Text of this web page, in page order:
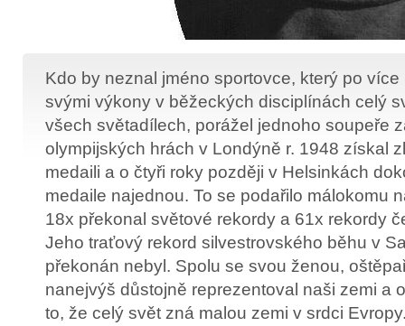
Kdo by neznal jméno sportovce, který po
svými výkony v běžeckých disciplínách celý
všech světadílech, porážel jednoho soupeře
olympijských hrách v Londýně r. 1948 získal
medaili a o čtyři roky později v Helsinkách
medaile najednou. To se podařilo málokomu
18x překonal světové rekordy a 61x rekordy
Jeho traťový rekord silvestrovského běhu v
překonán nebyl. Spolu se svou ženou,
nanejvýš důstojně reprezentoval naši zemi a
to, že celý svět zná malou zemi v srdci